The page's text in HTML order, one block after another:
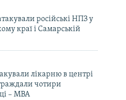
російські НПЗ у
краї і Самарській
лікарню в центрі
чотири
– МВА